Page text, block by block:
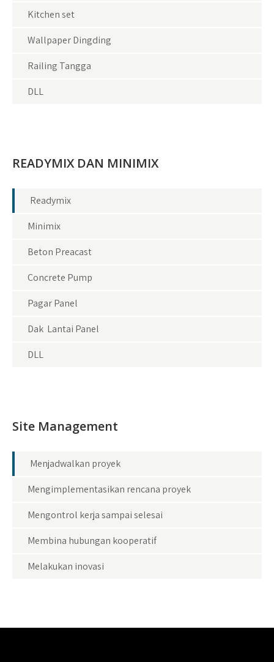
Kitchen set
Wallpaper Dingding
Railing Tangga
DLL
READYMIX DAN MINIMIX
Readymix
Minimix
Beton Preacast
Concrete Pump
Pagar Panel
Dak Lantai Panel
DLL
Site Management
Menjadwalkan proyek
Mengimplementasikan rencana proyek
Mengontrol kerja sampai selesai
Membina hubungan kooperatif
Melakukan inovasi